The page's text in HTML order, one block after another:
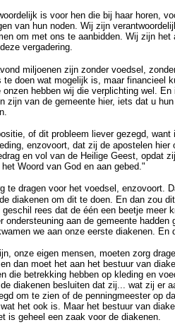
is voor hen die bij haar horen,
van hun noden. Wij zijn
om met ons te aanbidden. Wij zijn
vergadering.
miljoenen zijn zonder voedsel,
doen wat mogelijk is, maar financieel
hebben wij die verplichting wel.
zijn van de gemeente hier, iets dat u
of dit probleem liever gezegd,
enzovoort, dat zij de apostelen
en vol van de Heilige Geest, opdat
Woord van God en aan gebed."
te dragen voor het voedsel, enzovoort.
diakenen om dit te doen. En dan zou
rees dat de één een beetje meer
aan de gemeente
we aan onze eerste diakenen. En
onze eigen mensen, moeten zorg
dan moet het aan het bestuur van
die betrekking hebben op kleding en
diakenen besluiten dat zij... wat zij er
om te zien of de penningmeester op
het ook is. Maar het bestuur van
is geheel een zaak voor de diakenen.